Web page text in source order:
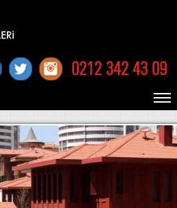
0212 342 43 09